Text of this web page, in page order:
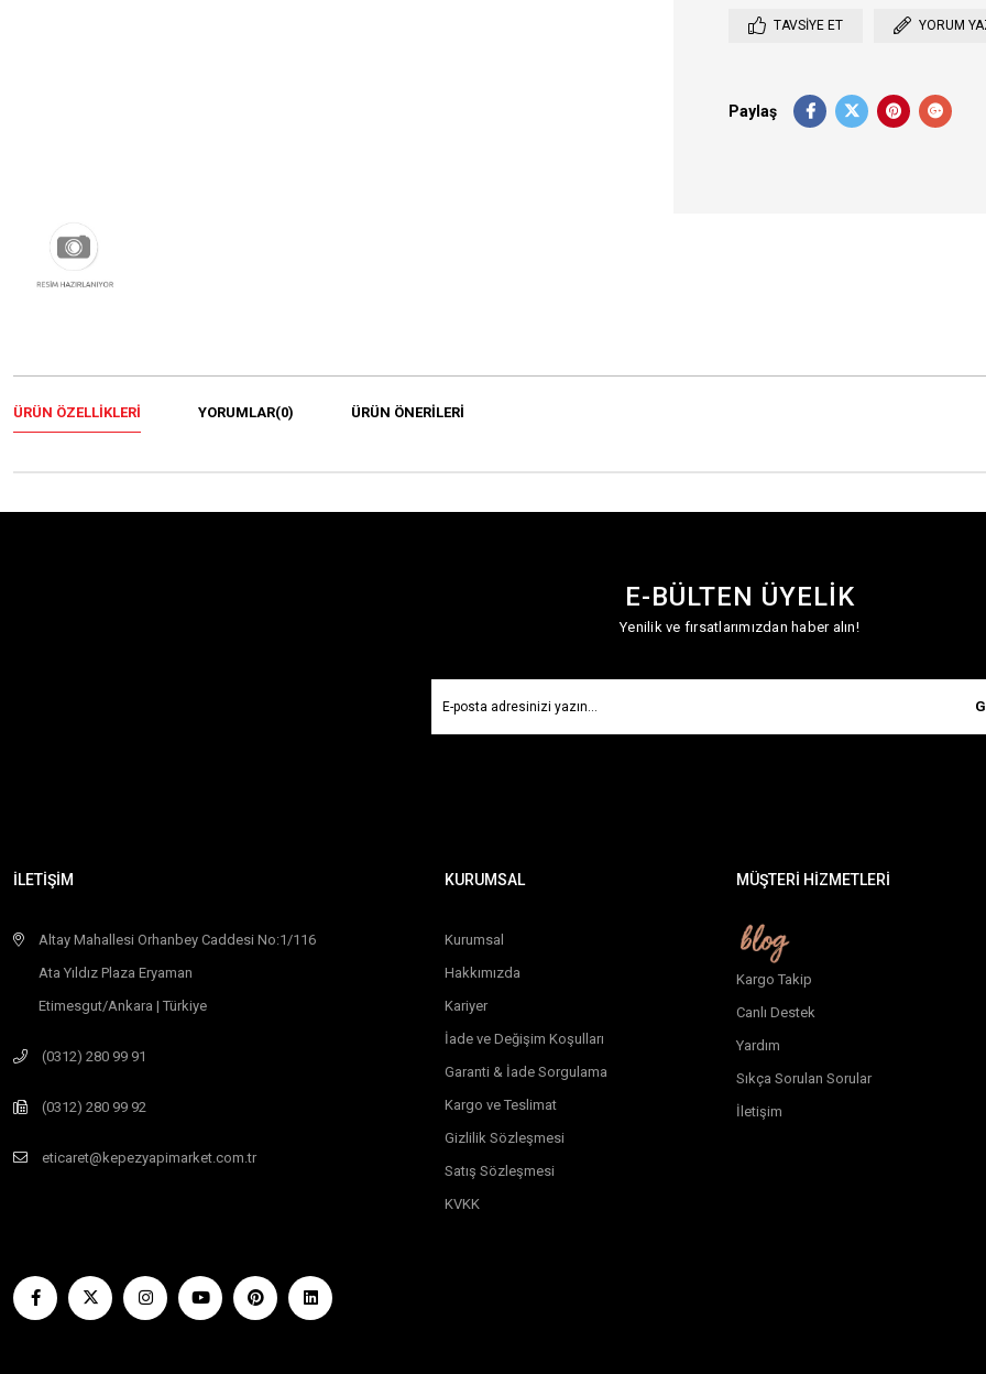
TAVSIYE ET YORUM
Paylaş
ÜRÜN ÖZELLIKLERI YORUMLAR(0) ÜRÜN ÖNERILERI
E-BÜLTEN ÜYELİK
Yenilik ve fırsatlarımızdan haber alın!
İLETİŞİM
Altay Mahallesi Orhanbey Caddesi No:1/116
Ata Yıldız Plaza Eryaman
Etimesgut/Ankara | Türkiye
(0312) 280 99 91
(0312) 280 99 92
eticaret@kepezyapimarket.com.tr
KURUMSAL
Kurumsal
Hakkımızda
Kariyer
İade ve Değişim Koşulları
Garanti & İade Sorgulama
Kargo ve Teslimat
Gizlilik Sözleşmesi
Satış Sözleşmesi
KVKK
MÜŞTERİ HİZMETLERİ
Kargo Takip
Canlı Destek
Yardım
Sıkça Sorulan Sorular
İletişim